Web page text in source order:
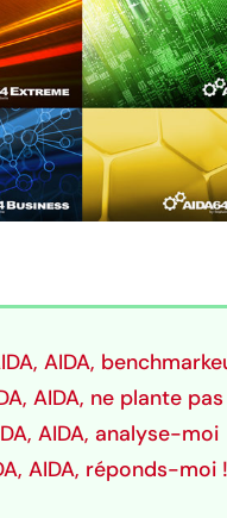
AIDA,
AIDA, ne plante pas
AIDA, analyse-moi
AIDA, réponds-moi !